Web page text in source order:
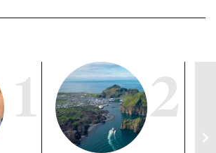
1 2